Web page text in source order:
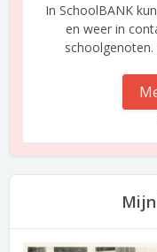
In SchoolBANK
en weer in